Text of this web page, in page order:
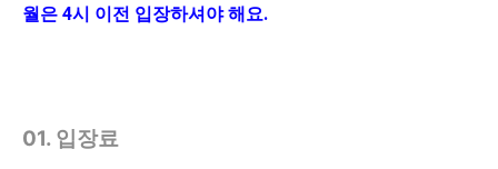
월은 4시 이전 입장하셔야 해요.
01. 입장료